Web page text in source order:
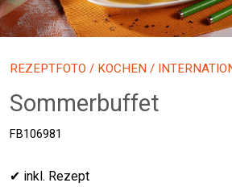
REZEPTFOTO / KOCHEN /
Sommerbuffet
FB106981
✔ inkl. Rezept